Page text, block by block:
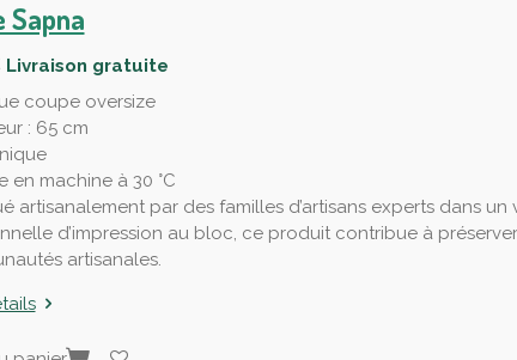
Sapna
Livraison gratuite
coupe oversize
: 65 cm
en machine à 30 °C
artisanalement par des familles d’artisans experts dans
d’impression au bloc, ce produit contribue à
artisanales.